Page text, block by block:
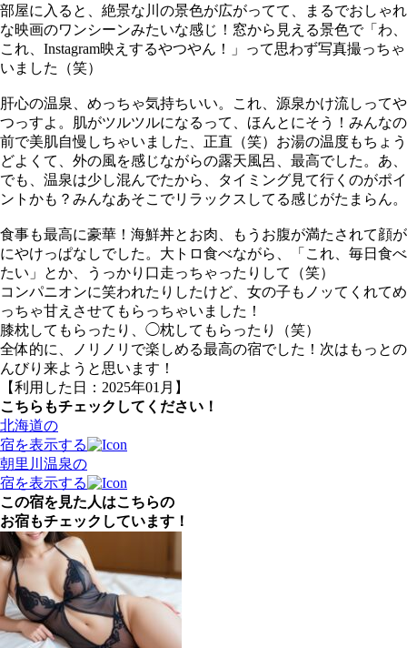
部屋に入ると、絶景な川の景色が広がってて、まるでおしゃれ
な映画のワンシーンみたいな感じ！窓から見える景色で「わ、
これ、Instagram映えするやつやん！」って思わず写真撮っちゃ
いました（笑）
肝心の温泉、めっちゃ気持ちいい。これ、源泉かけ流しってや
つっすよ。肌がツルツルになるって、ほんとにそう！みんなの
前で美肌自慢しちゃいました、正直（笑）お湯の温度もちょう
どよくて、外の風を感じながらの露天風呂、最高でした。あ、
でも、温泉は少し混んでたから、タイミング見て行くのがポイ
ントかも？みんなあそこでリラックスしてる感じがたまらん。
食事も最高に豪華！海鮮丼とお肉、もうお腹が満たされて顔が
にやけっぱなしでした。大トロ食べながら、「これ、毎日食べ
たい」とか、うっかり口走っちゃったりして（笑）
コンパニオンに笑われたりしたけど、女の子もノッてくれてめ
っちゃ甘えさせてもらっちゃいました！
膝枕してもらったり、◯枕してもらったり（笑）
全体的に、ノリノリで楽しめる最高の宿でした！次はもっとの
んびり来ようと思います！
【利用した日：2025年01月】
こちらもチェックしてください！
北海道の
宿を表示する
朝里川温泉の
宿を表示する
この宿を見た人はこちらの
お宿もチェックしています！